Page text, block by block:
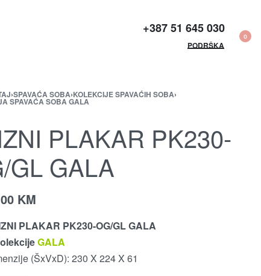
+387 51 645 030​
PODRŠKA
0
›SPAVAĆA SOBA›KOLEKCIJE SPAVAĆIH SOBA›
SPAVAĆA SOBA GALA
PLAKAR PK230-
GL GALA
KM
PLAKAR PK230-OG/GL GALA
GALA
(ŠxVxD): 230 X 224 X 61